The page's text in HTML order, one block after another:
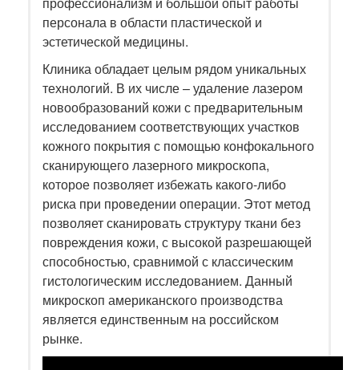
персонала в области пластической и
эстетической медицины.
Клиника обладает целым рядом уникальных
технологий. В их числе – удаление лазером
новообразований кожи с предварительным
исследованием соответствующих участков
кожного покрытия с помощью конфокального
сканирующего лазерного микроскопа,
которое позволяет избежать какого-либо
риска при проведении операции. Этот метод
позволяет сканировать структуру ткани без
повреждения кожи, с высокой разрешающей
способностью, сравнимой с классическим
гистологическим исследованием. Данный
микроскоп американского производства
является единственным на российском
рынке.